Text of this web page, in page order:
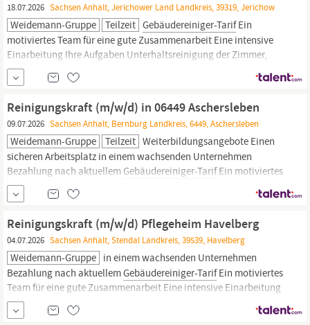
18.07.2026 Sachsen Anhalt, Jerichower Land Landkreis, 39319, Jerichow
Weidemann-Gruppe Teilzeit Gebäudereiniger-TarifEin
motiviertes Team für eine gute Zusammenarbeit Eine intensive
Einarbeitung Ihre Aufgaben Unterhaltsreinigung der Zimmer,
Flure etc. Fachgerechte Anwendung der Arbeitsmaterialien
(Reinigungsmittel usw.) Ihr Profil Erfahrung in der
Unterhaltsreinigung von Vorteil Kenntnisse im Umgang mit den
berufstypischen Reinigungsmitteln
Reinigungskraft (m/w/d) in 06449 Aschersleben
09.07.2026 Sachsen Anhalt, Bernburg Landkreis, 6449, Aschersleben
Weidemann-Gruppe Teilzeit Weiterbildungsangebote Einen
sicheren Arbeitsplatz in einem wachsenden Unternehmen
Bezahlung nach aktuellem Gebäudereiniger-TarifEin motiviertes
Team für eine gute Zusammenarbeit Eine intensive Einarbeitung
Ihre Aufgaben Unterhaltsreinigung aller Räumlichkeiten unter
Einhaltung der Hygienevorgaben Kontrolle und Reinigung von
Sanitäranlagen Handhabung...
Reinigungskraft (m/w/d) Pflegeheim Havelberg
04.07.2026 Sachsen Anhalt, Stendal Landkreis, 39539, Havelberg
Weidemann-Gruppe in einem wachsenden Unternehmen
Bezahlung nach aktuellemGebäudereiniger-TarifEin motiviertes
Team für eine gute Zusammenarbeit Eine intensive Einarbeitung
Ihre Aufgaben Unterhaltsreinigung der vorhandenen
Räumlichkeiten Kontrolle und Reinigung von Sanitäranlagen